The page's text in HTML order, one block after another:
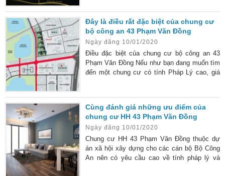
chung cư 43 Phạm Văn Đồng dành nhiều ưu
đãi ưu tiên cho các cán bộ công an khi mua
nhà tại khu chung cư này. Địa thế và quy mô
dự án Chung cư số
Đây là điều rất đặc biệt của chung cư
bộ công an 43 Phạm Văn Đồng
Ngày đăng 10/01/2020
Điều đặc biệt của chung cư bộ công an 43
Phạm Văn Đồng Nếu như bạn đang muốn tìm
đến một chung cư có tính Pháp Lý cao, giá
Hà Nội được đánh giá là cao cấp và hiện đại.
Tuy nhiên, chung cư giá thành rẻ, hưởng
nhiều ưu đãi từ phía ngân hàng thì rất hiếm.
Trong
Cùng đánh giá những ưu điểm của
chung cư HH 43 Phạm Văn Đồng
Ngày đăng 10/01/2020
Chung cư HH 43 Phạm Văn Đồng thuộc dự
án xã hội xây dựng cho các cán bộ Bộ Công
An nên có yêu cầu cao về tính pháp lý và